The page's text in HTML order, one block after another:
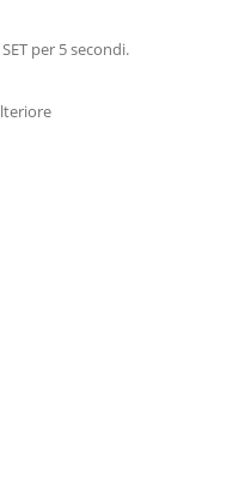
per 5 secondi.